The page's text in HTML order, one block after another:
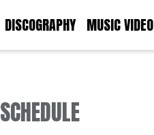
DISCOGRAPHY MUSIC VIDEO
SCHEDULE